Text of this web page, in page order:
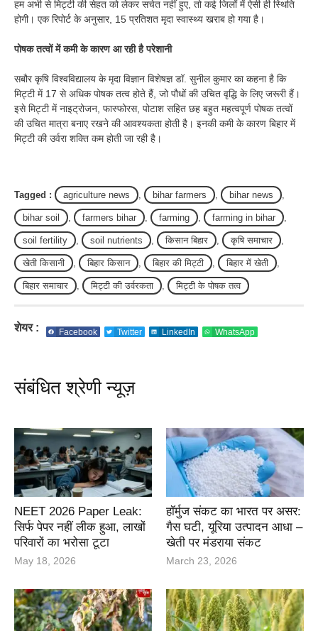
हम अभी से मिट्टी की सेहत को लेकर सचेत नहीं हुए, तो कई जिलों में ऐसी ही स्थिति
होगी। एक रिपोर्ट के अनुसार, 15 प्रतिशत मृदा स्वास्थ्य खराब हो गया है।
पोषक तत्वों में कमी के कारण आ रही है परेशानी
सबौर कृषि विश्वविद्यालय के मृदा विज्ञान विशेषज्ञ डॉ. सुनील कुमार का कहना है कि
मिट्टी में 17 से अधिक पोषक तत्व होते हैं, जो पौधों की उचित वृद्धि के लिए जरूरी हैं।
इसे मिट्टी में नाइट्रोजन, फास्फोरस, पोटाश सहित छह बहुत महत्वपूर्ण पोषक तत्वों
की उचित मात्रा बनाए रखने की आवश्यकता होती है। इनकी कमी के कारण बिहार में
मिट्टी की उर्वरा शक्ति कम होती जा रही है।
Tagged : agriculture news , bihar farmers , bihar news ,
bihar soil , farmers bihar , farming , farming in bihar ,
soil fertility , soil nutrients , किसान बिहार , कृषि समाचार ,
खेती किसानी , बिहार किसान , बिहार की मिट्टी , बिहार में खेती ,
बिहार समाचार , मिट्टी की उर्वरकता , मिट्टी के पोषक तत्व
शेयर : Facebook Twitter LinkedIn WhatsApp
संबंधित श्रेणी न्यूज़
NEET 2026 Paper Leak:
सिर्फ पेपर नहीं लीक हुआ, लाखों
परिवारों का भरोसा टूटा
May 18, 2026
हॉर्मुज संकट का भारत पर असर:
गैस घटी, यूरिया उत्पादन आधा –
खेती पर मंडराया संकट
March 23, 2026